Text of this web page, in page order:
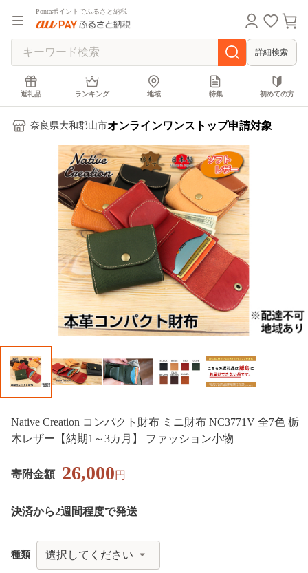
Pontaポイントでふるさと納税
詳細検索
返礼品 ランキング 地域 特集 初めての方
奈良県大和郡山市オンラインワンストップ申請対象
Native Creation コンパクト財布 ミニ財布 NC3771V 全7色 栃
木レザー【納期1～3カ月】 ファッション小物
寄附金額 26,000円
決済から2週間程度で発送
種類